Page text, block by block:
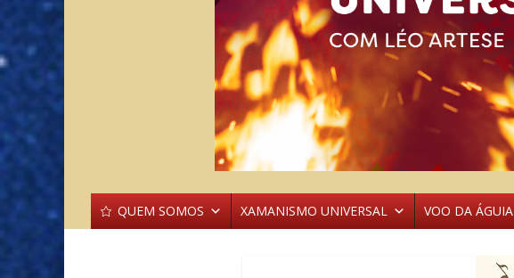
QUEM SOMOS XAMANISMO UNIVERSAL VOO DA ÁGUIA